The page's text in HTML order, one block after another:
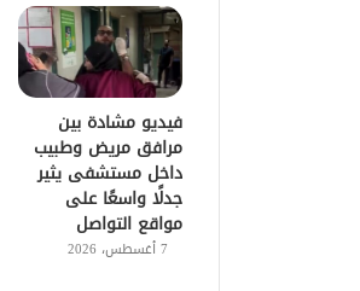
فيديو مشادة بين
مرافق مريض وطبيب
داخل مستشفى يثير
جدلًا واسعًا على
مواقع التواصل
7 أغسطس، 2026